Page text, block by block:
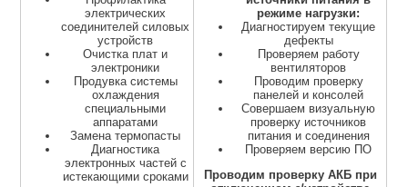
электрических
соединителей силовых
устройств
Очистка плат и
электроники
Продувка системы
охлаждения
специальными
аппаратами
Замена термопасты
Диагностика
электронных частей с
истекающими сроками
режиме нагрузки:
Диагностируем текущие
дефекты
Проверяем работу
вентиляторов
Проводим проверку
панелей и консолей
Совершаем визуальную
проверку источников
питания и соединения
Проверяем версию ПО
Проводим проверку АКБ при